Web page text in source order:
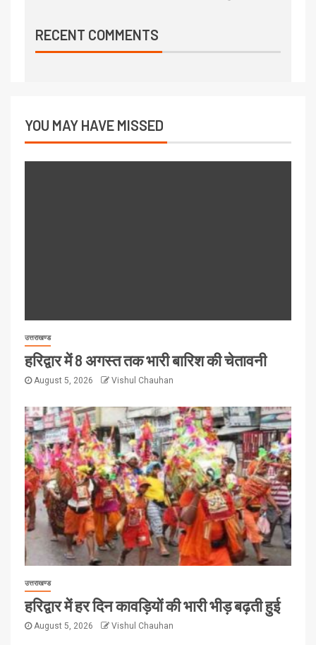
RECENT COMMENTS
YOU MAY HAVE MISSED
उत्तराखण्ड
हरिद्वार में 8 अगस्त तक भारी बारिश की चेतावनी
August 5, 2026 Vishul Chauhan
उत्तराखण्ड
हरिद्वार में हर दिन कावड़ियों की भारी भीड़ बढ़ती हुई
August 5, 2026 Vishul Chauhan